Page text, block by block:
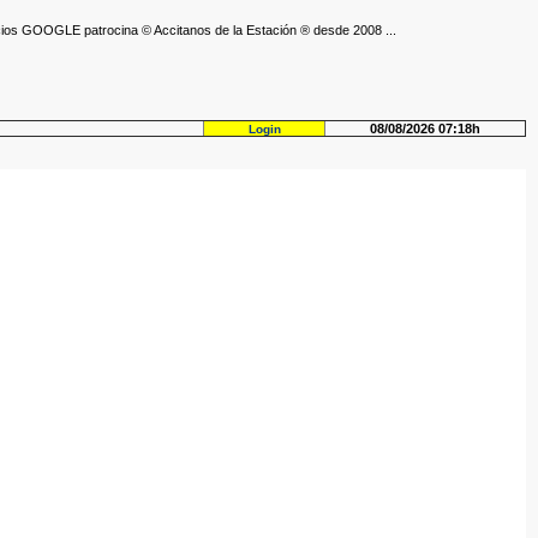
GOOGLE patrocina © Accitanos de la Estación ® desde 2008 ...
Login 08/08/2026 07:18h